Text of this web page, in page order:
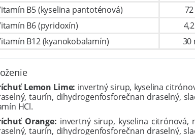
B5 (kyselina pantoténová)
B6 (pyridoxín)
B12 (kyanokobalamín)
30
Lemon Lime: invertný sirup, kyselina
taurín, dihydrogenfosforečnan draselný,
HCl.
Orange: invertný sirup, kyselina citrónová,
taurín, dihydrogenfosforečnan draselný,